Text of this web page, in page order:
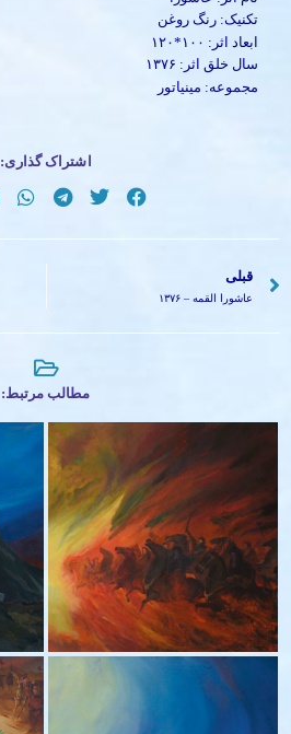
تکنیک: رنگ روغن
ابعاد اثر: ۱۰۰*۱۲۰
سال خلق اثر: ۱۳۷۶
مجموعه: مینیاتور
اشتراک گذاری:
قبلی
عاشورا القمه – ۱۳۷۶
مطالب مرتبط:
اراده اطفاء نور- ۱۴۰۱